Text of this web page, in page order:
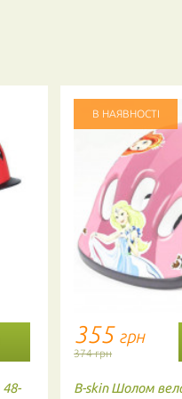
В НАЯВНОСТІ
355 грн
374 грн
B-skin Шолом